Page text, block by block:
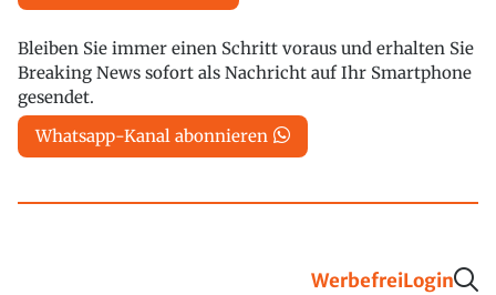
Bleiben Sie immer einen Schritt voraus und erhalten Sie
Breaking News sofort als Nachricht auf Ihr Smartphone
gesendet.
Whatsapp-Kanal abonnieren
WerbefreiLogin